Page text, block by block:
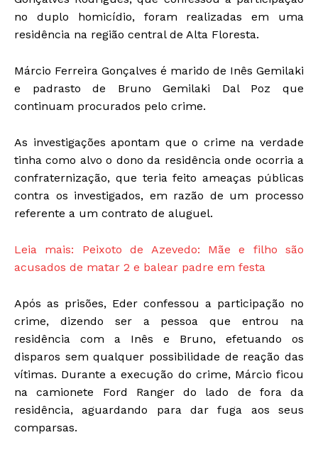
no duplo homicídio, foram realizadas em uma
residência na região central de Alta Floresta.
Márcio Ferreira Gonçalves é marido de Inês Gemilaki
e padrasto de Bruno Gemilaki Dal Poz que
continuam procurados pelo crime.
As investigações apontam que o crime na verdade
tinha como alvo o dono da residência onde ocorria a
confraternização, que teria feito ameaças públicas
contra os investigados, em razão de um processo
referente a um contrato de aluguel.
Leia mais: Peixoto de Azevedo: Mãe e filho são
acusados de matar 2 e balear padre em festa
Após as prisões, Eder confessou a participação no
crime, dizendo ser a pessoa que entrou na
residência com a Inês e Bruno, efetuando os
disparos sem qualquer possibilidade de reação das
vítimas. Durante a execução do crime, Márcio ficou
na camionete Ford Ranger do lado de fora da
residência, aguardando para dar fuga aos seus
comparsas.